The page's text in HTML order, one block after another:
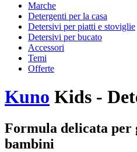
Marche
Detergenti per la casa
Detersivi per piatti e stoviglie
Detersivi per bucato
Accessori
Temi
Offerte
Kuno Kids -
Formula delicata per
bambini